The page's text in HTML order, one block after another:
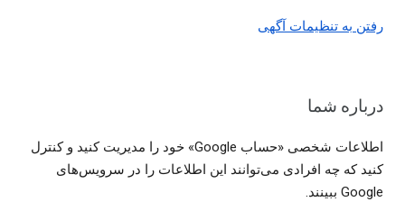
رفتن به تنظیمات آگهی
درباره شما
اطلاعات شخصی «حساب Google» خود را مدیریت کنید و کنترل
کنید که چه افرادی می‌توانند این اطلاعات را در سرویس‌های
Google ببینند.